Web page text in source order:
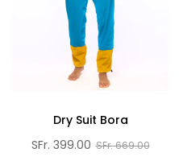
Dry Suit Bora
SFr. 399.00 SFr. 669.00